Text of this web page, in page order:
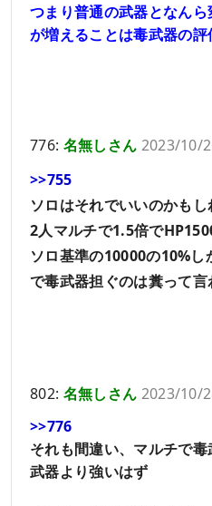
つまり普通の武器となん
が増えることは毒武器の
776: 名無しさん 2023/10/
>>755
ソロはそれでいいのかもし
2人マルチで1.5倍で
ソロ基準の10000の10%
で毒武器担ぐのは糞って言
802: 名無しさん 2023/10/
>>776
それも間違い、マルチで
武器より強いはず